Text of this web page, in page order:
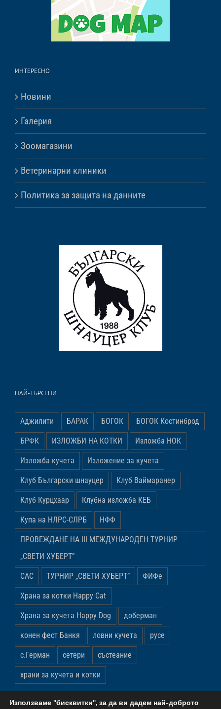
ИНТЕРЕСНО
Новини
Галерия
Зоомагазини
Ветеринарни клиники
Политика за защита на данните
НАЙ-ТЪРСЕНИ:
Аджилити БАРАК БОГОК БОГОК Костинброд
БРФК ИЗЛОЖБИ НА КОТКИ Изложба НОК
Изложба кучета Изложение за кучета
Клуб Български шнауцер Клуб Ваймаранер
Клуб Курцхаар Клубна изложба КЕБ
Купа на НЛРС-СЛРБ НФФ
ПРОВЕЖДАНЕ НА ІІІ МЕЖДУНАРОДЕН ТУРНИР
„СВЕТИ ХУБЕРТ”
САС ТУРНИР „СВЕТИ ХУБЕРТ” ФИФе
Храна за котки Happy Cat
Храна за кучета Happy Dog доберман
конен фест Банкя ловни кучета русе
с.Герман сетери състеание
храни за кучета и котки
Използваме "бисквитки", за да ви дадем най-доброто